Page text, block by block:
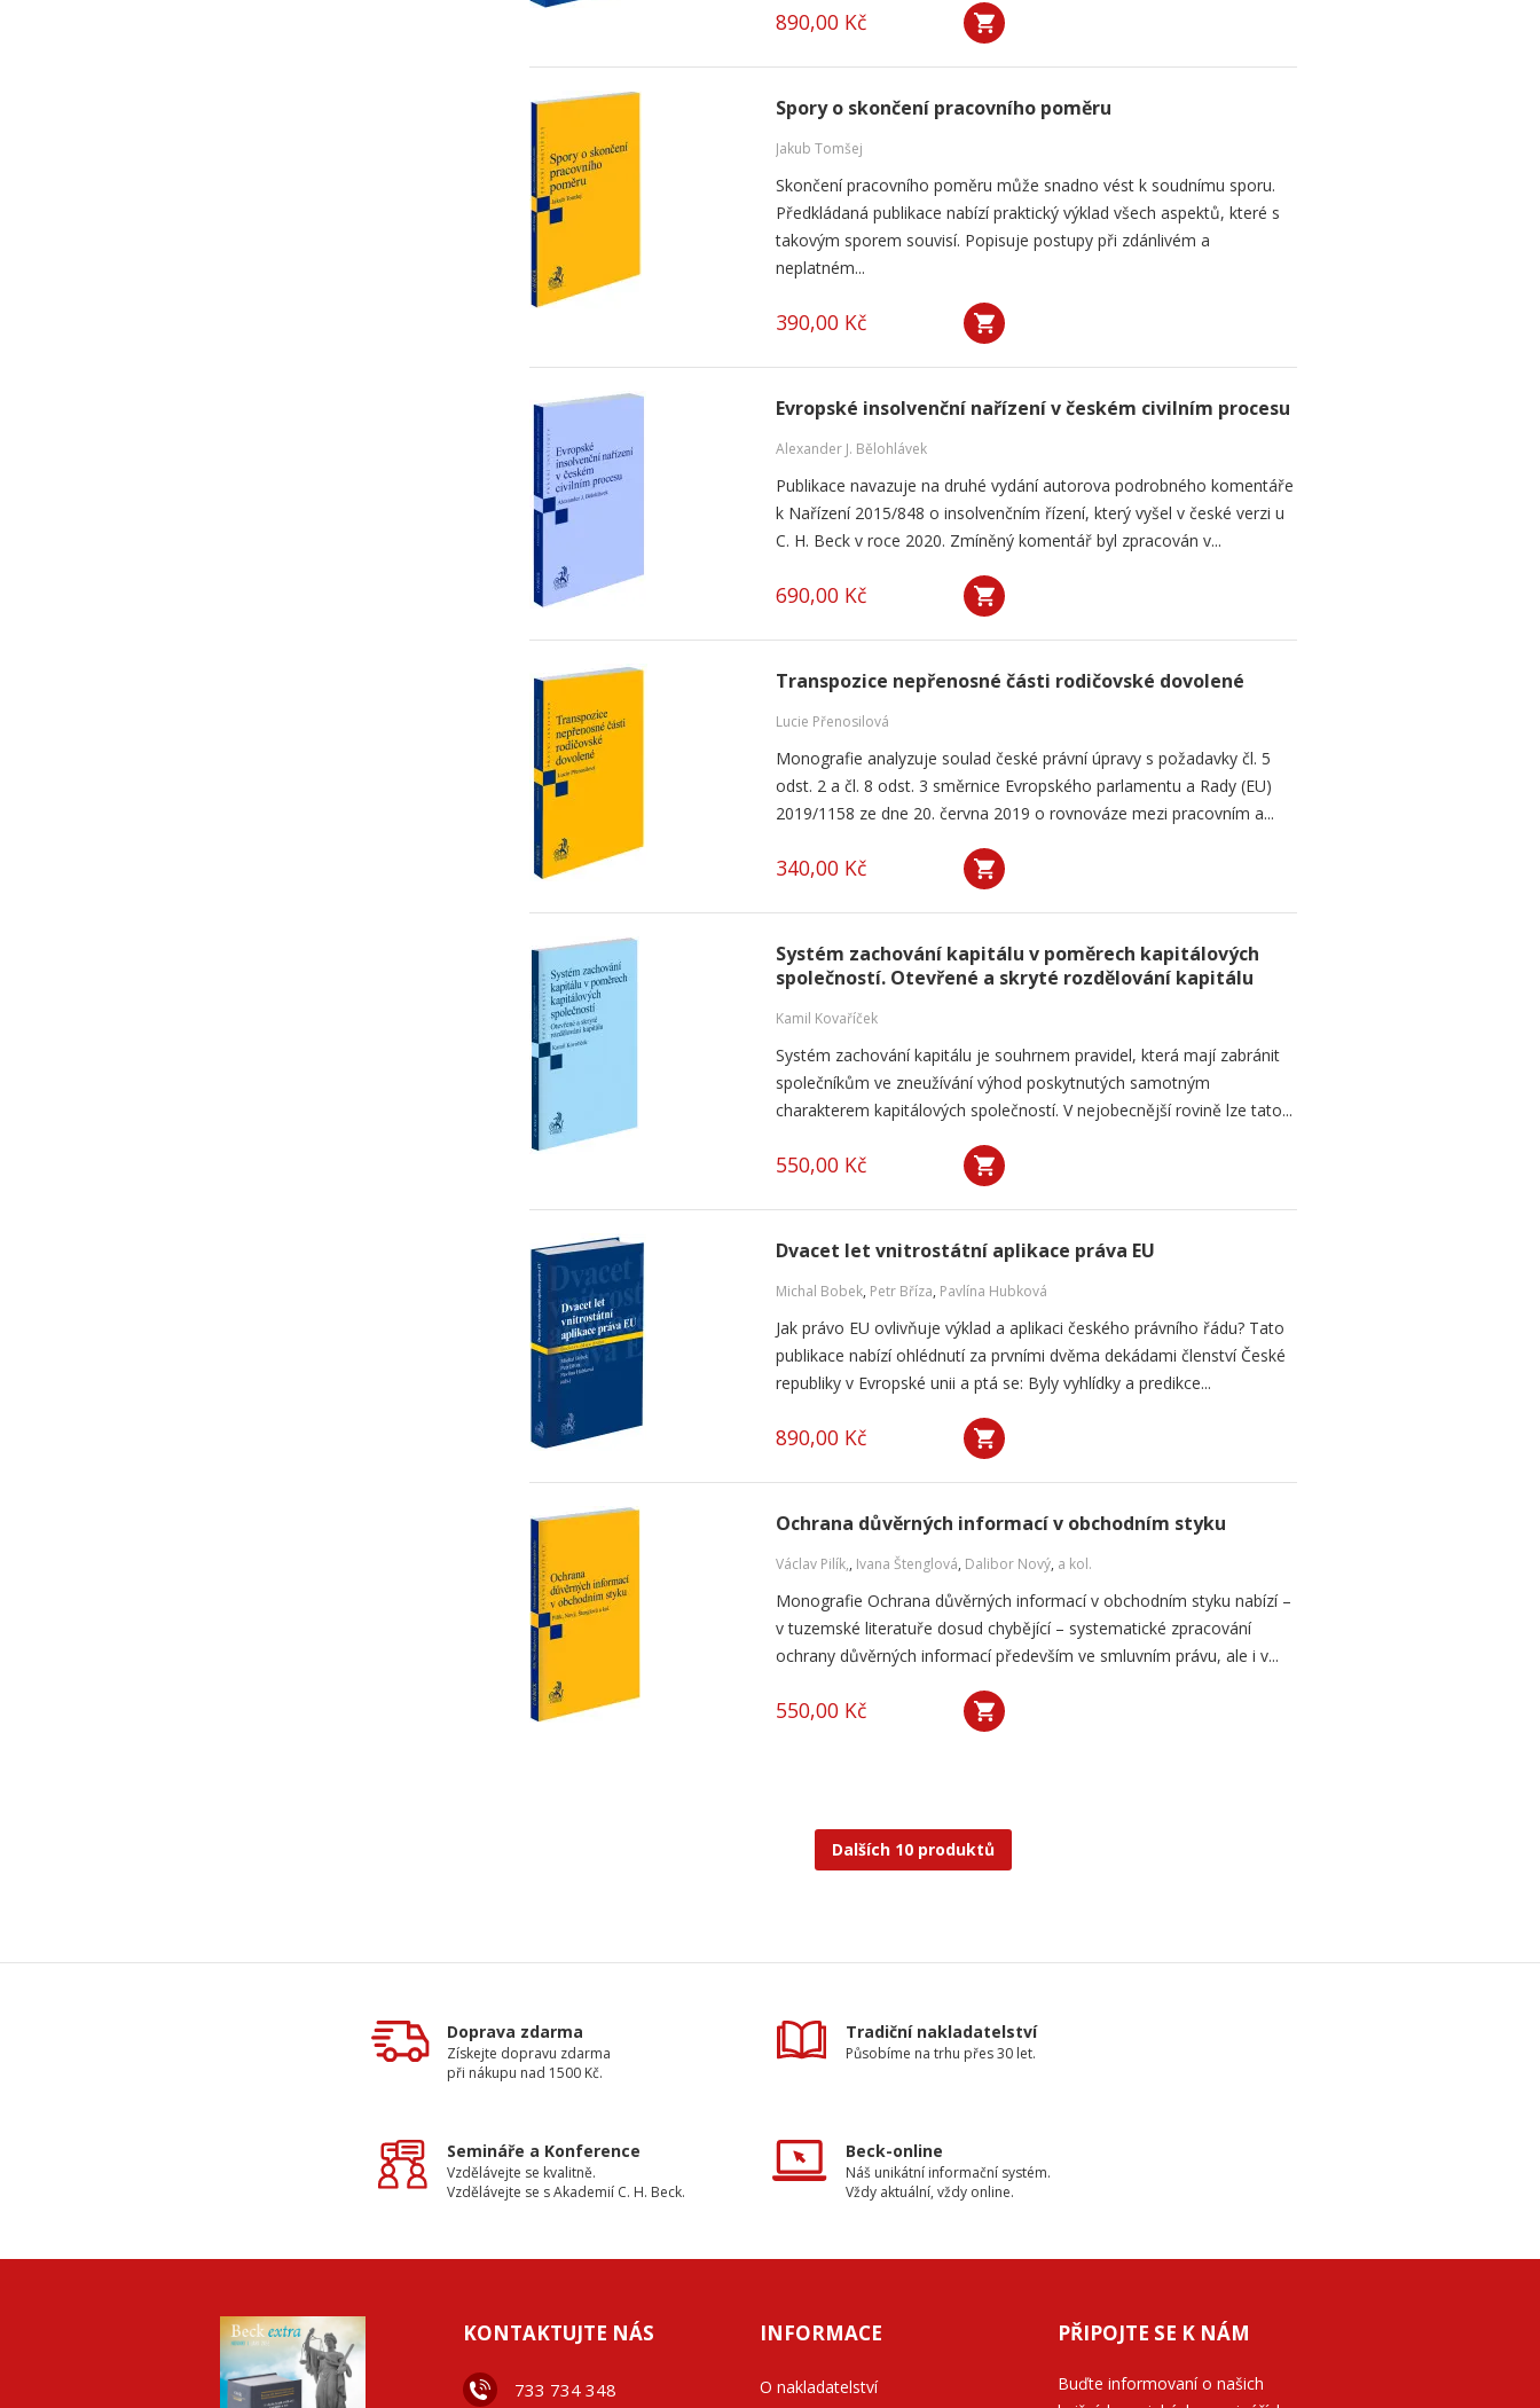
890,00 Kč
Spory o skončení pracovního poměru
Jakub Tomšej
Skončení pracovního poměru může snadno vést k soudnímu sporu.
Předkládaná publikace nabízí praktický výklad všech aspektů, které s
takovým sporem souvisí. Popisuje postupy při zdánlivém a
neplatném...
390,00 Kč
Evropské insolvenční nařízení v českém civilním procesu
Alexander J. Bělohlávek
Publikace navazuje na druhé vydání autorova podrobného komentáře
k Nařízení 2015/848 o insolvenčním řízení, který vyšel v české verzi u
C. H. Beck v roce 2020. Zmíněný komentář byl zpracován v...
690,00 Kč
Transpozice nepřenosné části rodičovské dovolené
Lucie Přenosilová
Monografie analyzuje soulad české právní úpravy s požadavky čl. 5
odst. 2 a čl. 8 odst. 3 směrnice Evropského parlamentu a Rady (EU)
2019/1158 ze dne 20. června 2019 o rovnováze mezi pracovním a...
340,00 Kč
Systém zachování kapitálu v poměrech kapitálových
společností. Otevřené a skryté rozdělování kapitálu
Kamil Kovaříček
Systém zachování kapitálu je souhrnem pravidel, která mají zabránit
společníkům ve zneužívání výhod poskytnutých samotným
charakterem kapitálových společností. V nejobecnější rovině lze tato...
550,00 Kč
Dvacet let vnitrostátní aplikace práva EU
Michal Bobek, Petr Bříza, Pavlína Hubková
Jak právo EU ovlivňuje výklad a aplikaci českého právního řádu? Tato
publikace nabízí ohlédnutí za prvními dvěma dekádami členství České
republiky v Evropské unii a ptá se: Byly vyhlídky a predikce...
890,00 Kč
Ochrana důvěrných informací v obchodním styku
Václav Pilík,, Ivana Štenglová, Dalibor Nový, a kol.
Monografie Ochrana důvěrných informací v obchodním styku nabízí –
v tuzemské literatuře dosud chybějící – systematické zpracování
ochrany důvěrných informací především ve smluvním právu, ale i v...
550,00 Kč
Dalších 10 produktů
Doprava zdarma
Získejte dopravu zdarma
při nákupu nad 1500 Kč.
Tradiční nakladatelství
Působíme na trhu přes 30 let.
Semináře a Konference
Vzdělávejte se kvalitně.
Vzdělávejte se s Akademií C. H. Beck.
Beck-online
Náš unikátní informační systém.
Vždy aktuální, vždy online.
KONTAKTUJTE NÁS
733 734 348
INFORMACE
O nakladatelství
PŘIPOJTE SE K NÁM
Buďte informovaní o našich